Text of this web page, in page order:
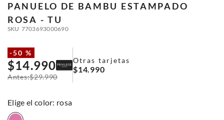
PANUELO DE BAMBU ESTAMPADO
ROSA - TU
SKU 7703693000690
-50 %
$14.990
$29.990
Otras tarjetas
$14.990
: rosa